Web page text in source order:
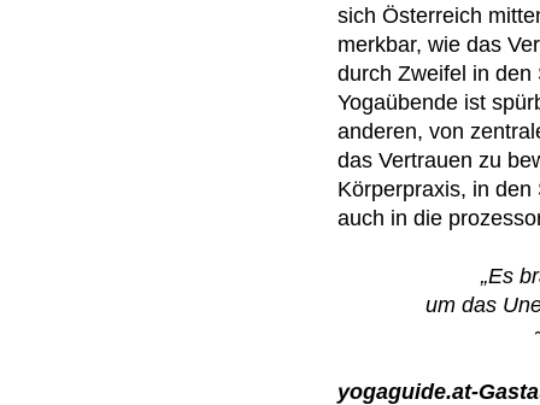
sich Österreich
merkbar, wie das
durch Zweifel in
Yogaübende ist
anderen, von
das Vertrauen zu
Körperpraxis, in
auch in die
„Es
um das
yogaguide.at-